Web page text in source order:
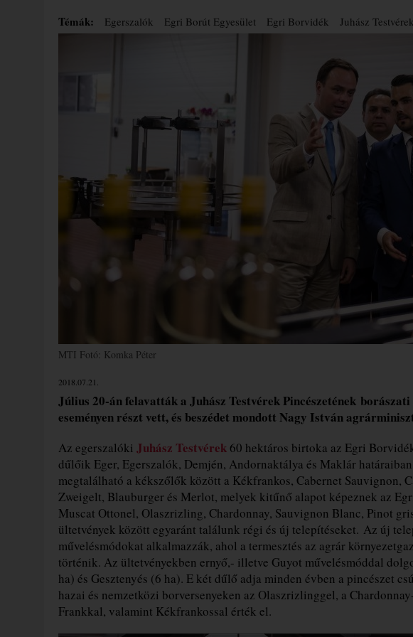
Témák: Egerszalók Egri Borút Egyesület Egri Borvidék Juhász
MTI Fotó: Komka Péter
2018.07.21.
Július 20-án felavatták a Juhász Testvérek Pincészetének
eseményen részt vett, és beszédet mondott Nagy István
Az egerszalóki Juhász Testvérek 60 hektáros birtoka az Egri
dűlőik Eger, Egerszalók, Demjén, Andornaktálya és Maklár
megtalálható a kékszőlők között a Kékfrankos, Cabernet Sauvignon,
Zweigelt, Blauburger és Merlot, melyek kitűnő alapot képeznek az
Muscat Ottonel, Olaszrizling, Chardonnay, Sauvignon Blanc, Pinot
ültetvények között egyaránt találunk régi és új telepítéseket. Az új
művelésmódokat alkalmazzák, ahol a termesztés az agrár
történik. Az ültetvényekben ernyő,- illetve Guyot művelésmóddal
ha) és Gesztenyés (6 ha). E két dűlő adja minden évben a pincészet
hazai és nemzetközi borversenyeken az Olaszrizlinggel, a
Frankkal, valamint Kékfrankossal érték el.